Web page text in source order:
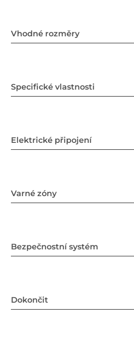
Vhodné rozměry
Specifické vlastnosti
Elektrické připojení
Varné zóny
Bezpečnostní systém
Dokončit